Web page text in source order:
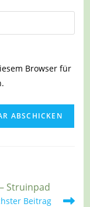
Browser für
Struinpad
Beitrag